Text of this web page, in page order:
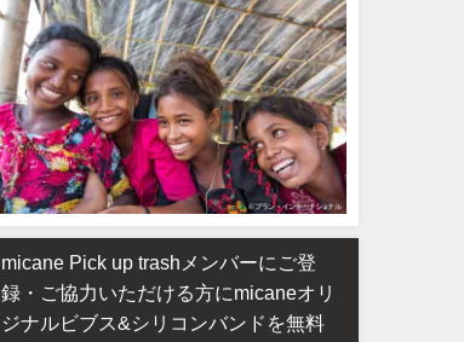
micane Pick up trashメンバーにご登
録・ご協力いただける方にmicaneオリ
ジナルビブス&シリコンバンドを無料